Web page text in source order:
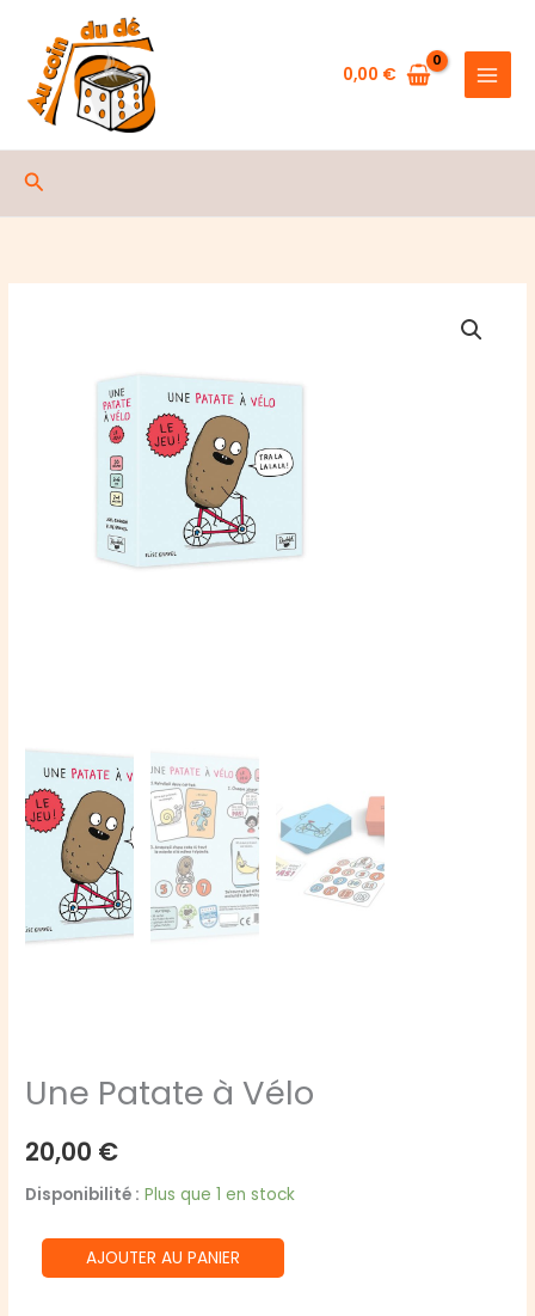
contenu
0,00 €
Rechercher
Une Patate à Vélo
20,00 €
Disponibilité : Plus que 1 en stock
quantité
de
AJOUTER AU PANIER
Une
Patate
à
Vélo